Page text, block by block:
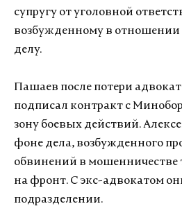
супругу от уголовной
возбужденному в отношении
делу.
Пашаев после потери
подписал контракт с
зону боевых действий.
фоне дела, возбужденного
обвинений в мошенничестве
на фронт. С экс-адвокатом
подразделении.